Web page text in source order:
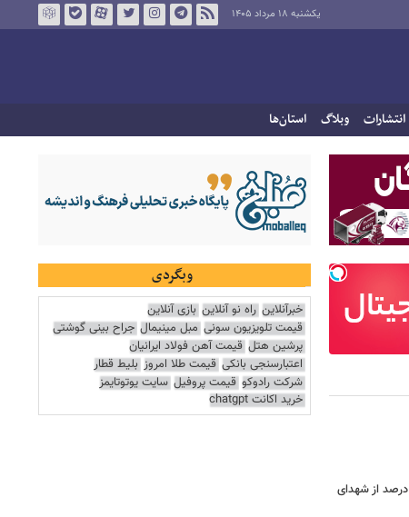
یکشنبه ۱۸ مرداد ۱۴۰۵
انتشارات وبلاگ استان‌ها
آمار دقیق شهدای جنگ اعلام شد/ ۴۰ درصد از شهدای
وبگردی
خبرآنلاین راه نو آنلاین بازی آنلاین
قیمت تلویزیون سونی مبل مینیمال جراح بینی گوشتی
پرشین هتل قیمت آهن فولاد ایرانیان
اعتبارسنجی بانکی قیمت طلا امروز بلیط قطار
شرکت رادوکو قیمت پروفیل سایت یوتوتایمز
خرید اکانت chatgpt